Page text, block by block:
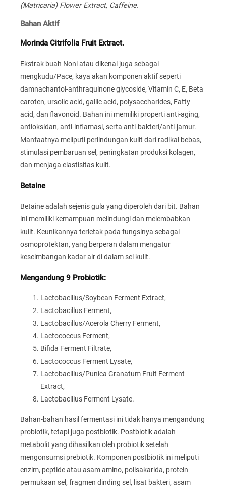
(Matricaria) Flower Extract, Caffeine.
Bahan Aktif
Morinda Citrifolia Fruit Extract.
Ekstrak buah Noni atau dikenal juga sebagai
mengkudu/Pace, kaya akan komponen aktif seperti
damnachantol-anthraquinone glycoside, Vitamin C, E, Beta
caroten, ursolic acid, gallic acid, polysaccharides, Fatty
acid, dan flavonoid. Bahan ini memiliki properti anti-aging,
antioksidan, anti-inflamasi, serta anti-bakteri/anti-jamur.
Manfaatnya meliputi perlindungan kulit dari radikal bebas,
stimulasi pembaruan sel, peningkatan produksi kolagen,
dan menjaga elastisitas kulit.
Betaine
Betaine adalah sejenis gula yang diperoleh dari bit. Bahan
ini memiliki kemampuan melindungi dan melembabkan
kulit. Keunikannya terletak pada fungsinya sebagai
osmoprotektan, yang berperan dalam mengatur
keseimbangan kadar air di dalam sel kulit.
Mengandung 9 Probiotik:
Lactobacillus/Soybean Ferment Extract,
Lactobacillus Ferment,
Lactobacillus/Acerola Cherry Ferment,
Lactococcus Ferment,
Bifida Ferment Filtrate,
Lactococcus Ferment Lysate,
Lactobacillus/Punica Granatum Fruit Ferment
Extract,
Lactobacillus Ferment Lysate.
Bahan-bahan hasil fermentasi ini tidak hanya mengandung
probiotik, tetapi juga postbiotik. Postbiotik adalah
metabolit yang dihasilkan oleh probiotik setelah
mengonsumsi prebiotik. Komponen postbiotik ini meliputi
enzim, peptide atau asam amino, polisakarida, protein
permukaan sel, fragmen dinding sel, lisat bakteri, asam